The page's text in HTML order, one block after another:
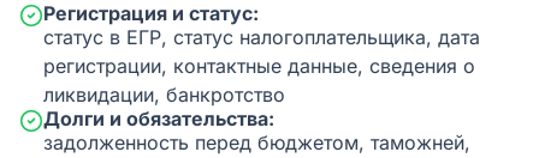
Регистрация и статус:
статус в ЕГР, статус налогоплательщика, дата
регистрации, контактные данные, сведения о
ликвидации, банкротство
Долги и обязательства:
задолженность перед бюджетом, таможней,